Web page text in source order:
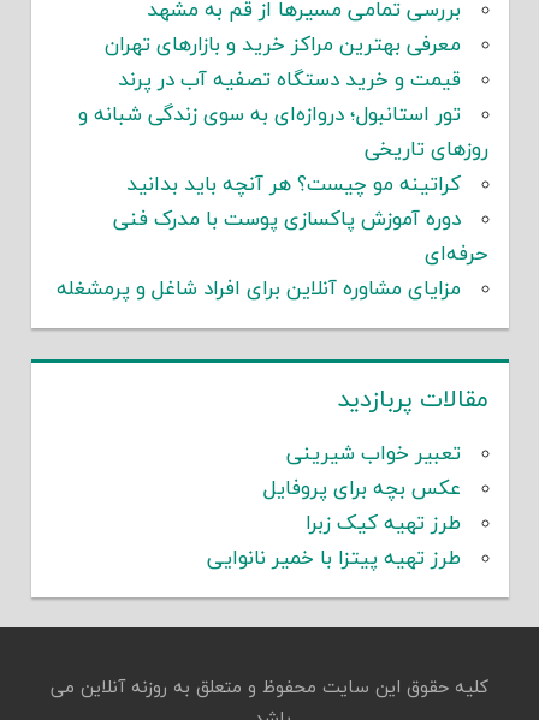
بررسی تمامی مسیرها از قم به مشهد
معرفی بهترین مراکز خرید و بازارهای تهران
قیمت و خرید دستگاه تصفیه آب در پرند
تور استانبول؛ دروازه‌ای به سوی زندگی شبانه و
روزهای تاریخی
کراتینه مو چیست؟ هر آنچه باید بدانید
دوره آموزش پاکسازی پوست با مدرک فنی
حرفه‌ای
مزایای مشاوره آنلاین برای افراد شاغل و پرمشغله
مقالات پربازدید
تعبیر خواب شیرینی
عکس بچه برای پروفایل
طرز تهیه کیک زبرا
طرز تهیه پیتزا با خمیر نانوایی
کلیه حقوق این سایت محفوظ و متعلق به روزنه آنلاین می